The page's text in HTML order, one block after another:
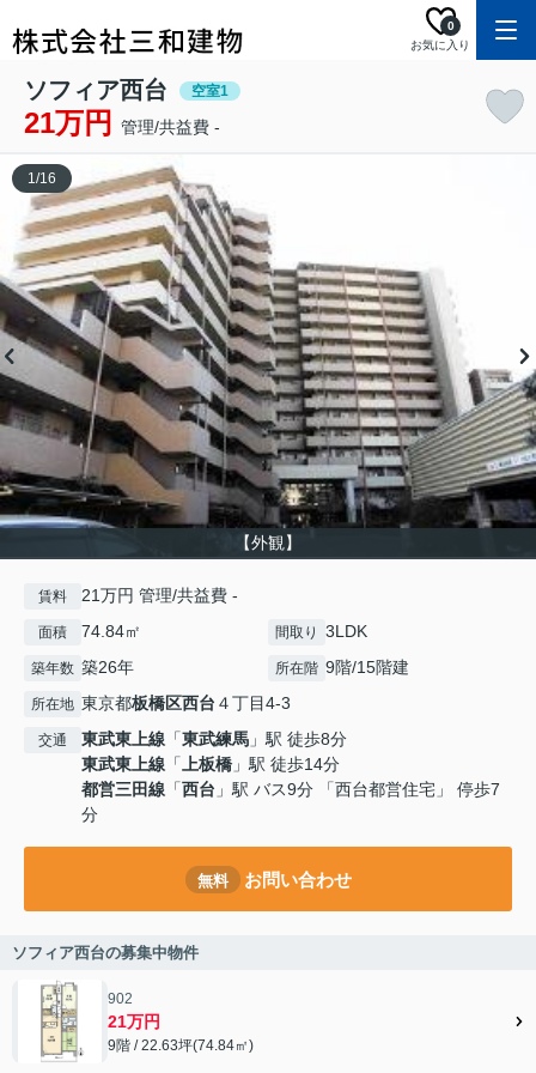
お気に入り
0
ソフィア西台 空室1
21万円 管理/共益費 -
【外観】
1/16
賃料 21万円 管理/共益費 -
面積 74.84㎡ 間取り 3LDK
築年数 築26年 所在階 9階/15階建
所在地 東京都板橋区西台 ４丁目4-3
交通 東武東上線 「東武練馬 」駅 徒歩8分
東武東上線 「上板橋 」駅 徒歩14分
都営三田線 「西台 」駅 バス9分 「西台都営住宅」 停歩7
分
無料 お問い合わせ
ソフィア西台の募集中物件
902
21万円
9階 / 22.63坪(74.84㎡)